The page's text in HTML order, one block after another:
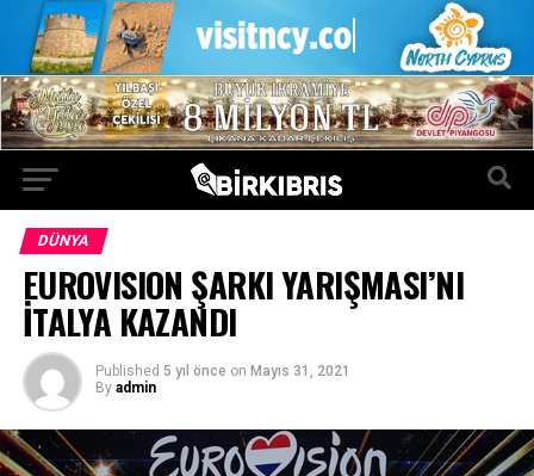
DÜNYA
EUROVISION ŞARKI YARIŞMASI’NI
İTALYA KAZANDI
Published 5 yıl önce on Mayıs 31, 2021
By admin